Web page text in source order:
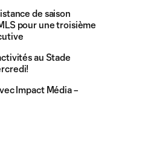
de saison
pour une troisième
au Stade
Impact Média –